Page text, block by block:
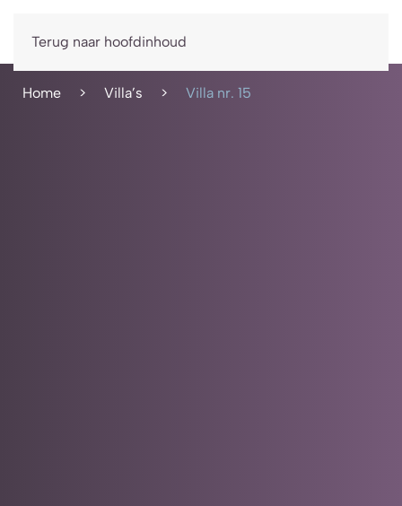
Terug naar hoofdinhoud
Home Villa’s Villa nr. 15